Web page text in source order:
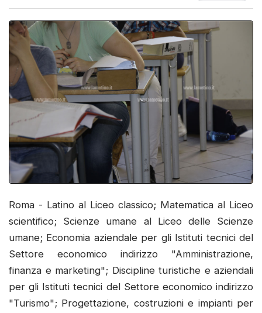
Roma - Latino al Liceo classico; Matematica al Liceo
scientifico; Scienze umane al Liceo delle Scienze
umane; Economia aziendale per gli Istituti tecnici del
Settore economico indirizzo "Amministrazione,
finanza e marketing"; Discipline turistiche e aziendali
per gli Istituti tecnici del Settore economico indirizzo
"Turismo"; Progettazione, costruzioni e impianti per